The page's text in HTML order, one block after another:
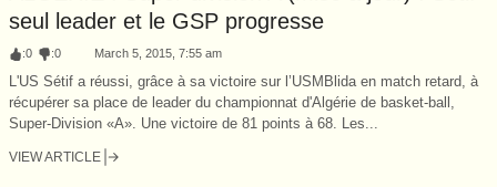
seul leader et le GSP progresse
:0 :0 March 5, 2015, 7:55 am
L'US Sétif a réussi, grâce à sa victoire sur l’USMBlida en match retard, à
récupérer sa place de leader du championnat d'Algérie de basket-ball,
Super-Division «A». Une victoire de 81 points à 68. Les...
VIEW ARTICLE